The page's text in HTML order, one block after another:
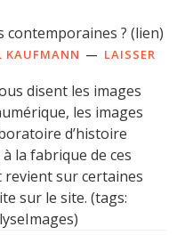
contemporaines ? (lien)
KAUFMANN
LAISSER
disent les images
les images
d’histoire
la fabrique de ces
revient sur certaines
sur le site. (tags: